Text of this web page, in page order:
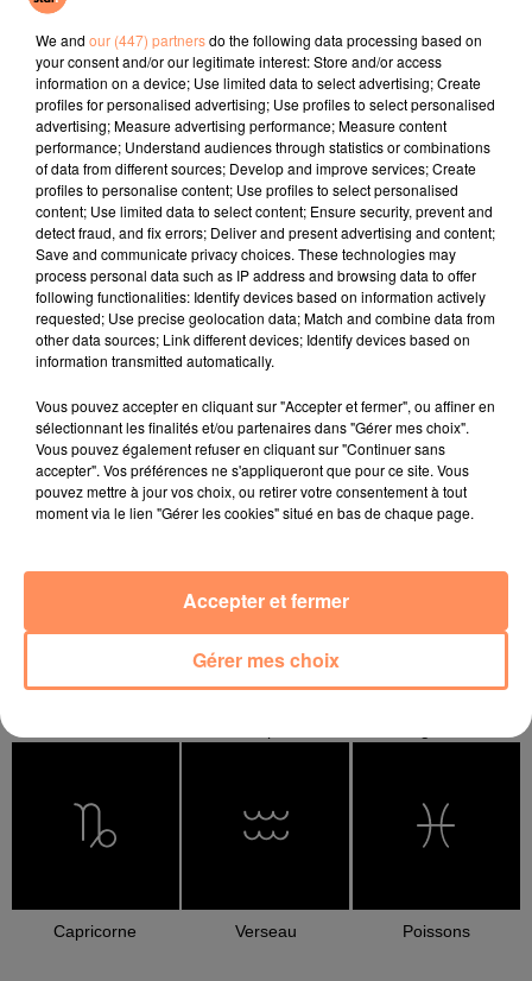
I Just Might
l'horoscope
Bélier Taureau Gémeaux
Vierge
Capricorne Verseau Poissons
We and our (447) partnersdo the following data processing based on
your consent and/or our legitimate interest: Store and/or access
information on a device; Use limited data to select advertising; Create
profiles for personalised advertising; Use profiles to select personalised
advertising; Measure advertising performance; Measure content
performance; Understand audiences through statistics or combinations
of data from different sources; Develop and improve services; Create
profiles to personalise content; Use profiles to select personalised
content; Use limited data to select content; Ensure security, prevent and
detect fraud, and fix errors; Deliver and present advertising and content;
Save and communicate privacy choices. These technologies may
process personal data such as IP address and browsing data to offer
following functionalities: Identify devices based on information actively
requested; Use precise geolocation data; Match and combine data from
other data sources; Link different devices; Identify devices based on
information transmitted automatically.
Vous pouvez accepter en cliquant sur "Accepter et fermer", ou affiner en
sélectionnant les finalités et/ou partenaires dans "Gérer mes choix".
Vous pouvez également refuser en cliquant sur "Continuer sans
accepter". Vos préférences ne s'appliqueront que pour ce site. Vous
pouvez mettre à jour vos choix, ou retirer votre consentement à tout
moment via le lien "Gérer les cookies" situé en bas de chaque page.
Gérer mes choix
Accepter et fermer